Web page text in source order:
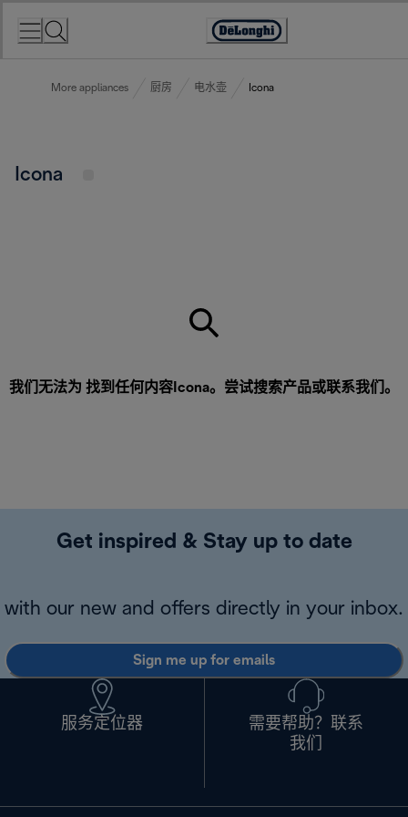
Accessibility
More appliances 厨房 电水壶 Icona
Icona
我们无法为 找到任何内容Icona。尝试搜索产品或联系我们 。
Get inspired & Stay up to date
with our new and offers directly in your inbox.
Sign me up for emails
服务定位器
需要帮助？联系
我们